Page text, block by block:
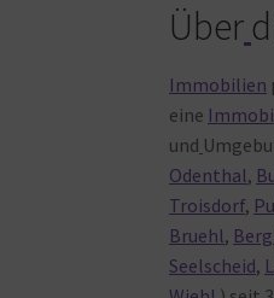
Über
Immobilien
eine
und
Odenthal,
Troisdorf,
Bruehl,
Seelscheid,